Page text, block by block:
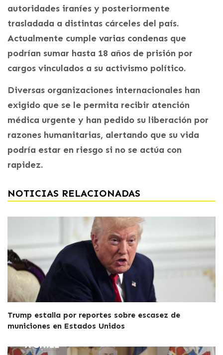
autoridades iraníes y posteriormente
trasladada a distintas cárceles del país.
Actualmente cumple varias condenas que
podrían sumar hasta 18 años de prisión por
cargos vinculados a su activismo político.
Diversas organizaciones internacionales han
exigido que se le permita recibir atención
médica urgente y han pedido su liberación por
razones humanitarias, alertando que su vida
podría estar en riesgo si no se actúa con
rapidez.
NOTICIAS RELACIONADAS
Trump estalla por reportes sobre escasez de
municiones en Estados Unidos